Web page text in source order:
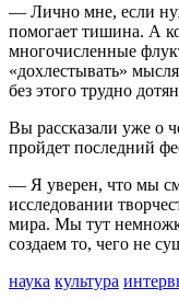
— Лично мне, если
помогает тишина. А
многочисленные
«дохлестывать»
без этого трудно
Вы рассказали уже о
пройдет последний
— Я уверен, что мы
исследовании
мира. Мы тут
создаем то, чего не
наука культура